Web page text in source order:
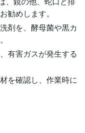
勧めします。
剤を、酵母菌や黒カ
有害ガスが発生する
を確認し、作業時に